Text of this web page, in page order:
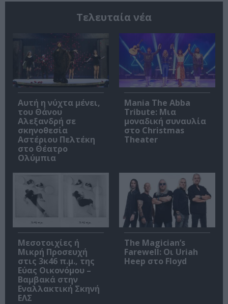
Τελευταία νέα
Αυτή η νύχτα μένει,
του Θάνου
Αλεξανδρή σε
σκηνοθεσία
Αστέριου Πελτέκη
στο Θέατρο
Ολύμπια
Mania The Abba
Tribute: Μια
μοναδική συναυλία
στο Christmas
Theater
Μεσοτοιχίες ή
Μικρή Προσευχή
στις 3κ46 π.μ., της
Εύας Οικονόμου –
Βαμβακά στην
Εναλλακτική Σκηνή
ΕΛΣ
The Magician’s
Farewell: Οι Uriah
Heep στο Floyd